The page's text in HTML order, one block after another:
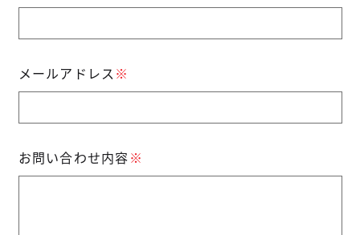
メールアドレス※
お問い合わせ内容※